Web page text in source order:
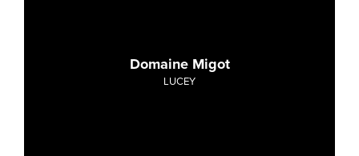
Domaine Migot
LUCEY